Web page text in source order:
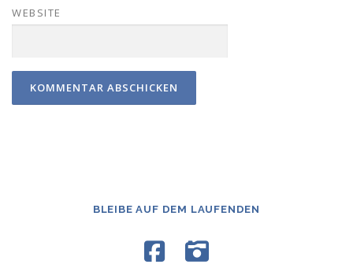
WEBSITE
BLEIBE AUF DEM LAUFENDEN